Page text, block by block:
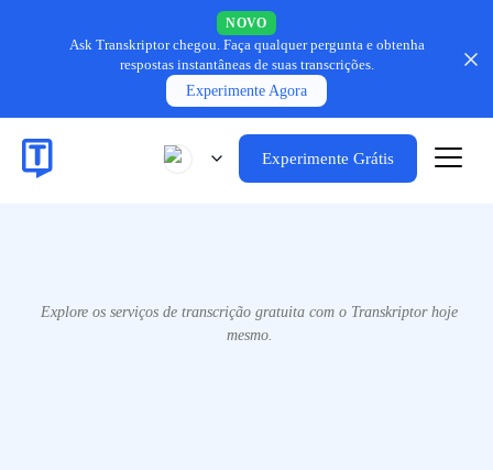
NOVO
Ask Transkriptor chegou. Faça qualquer pergunta e obtenha
respostas instantâneas de suas transcrições.
Experimente Agora
Experimente Grátis
Explore os serviços de transcrição gratuita com o Transkriptor hoje
mesmo.